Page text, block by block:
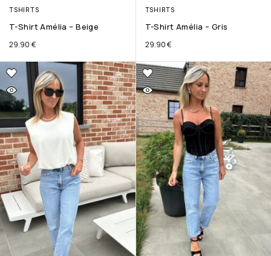
TSHIRTS
T-Shirt Amélia – Beige
29.90 €
TSHIRTS
T-Shirt Amélia – Gris
29.90€